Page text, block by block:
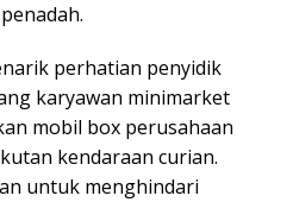
perhatian penyidik
karyawan minimarket
mobil box perusahaan
kendaraan curian.
untuk menghindari